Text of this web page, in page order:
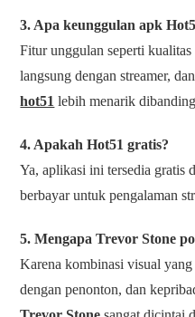
3. Apa keunggulan apk
Fitur unggulan seperti
langsung dengan streamer,
hot51 lebih menarik
4. Apakah Hot51 gratis?
Ya, aplikasi ini tersedia gratis
berbayar untuk pengalaman
5. Mengapa Trevor Stone
Karena kombinasi visual
dengan penonton, dan